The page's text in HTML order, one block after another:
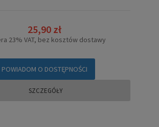
25,90 zł
23% VAT, bez kosztów dostawy
POWIADOM O DOSTĘPNOŚCI
SZCZEGÓŁY